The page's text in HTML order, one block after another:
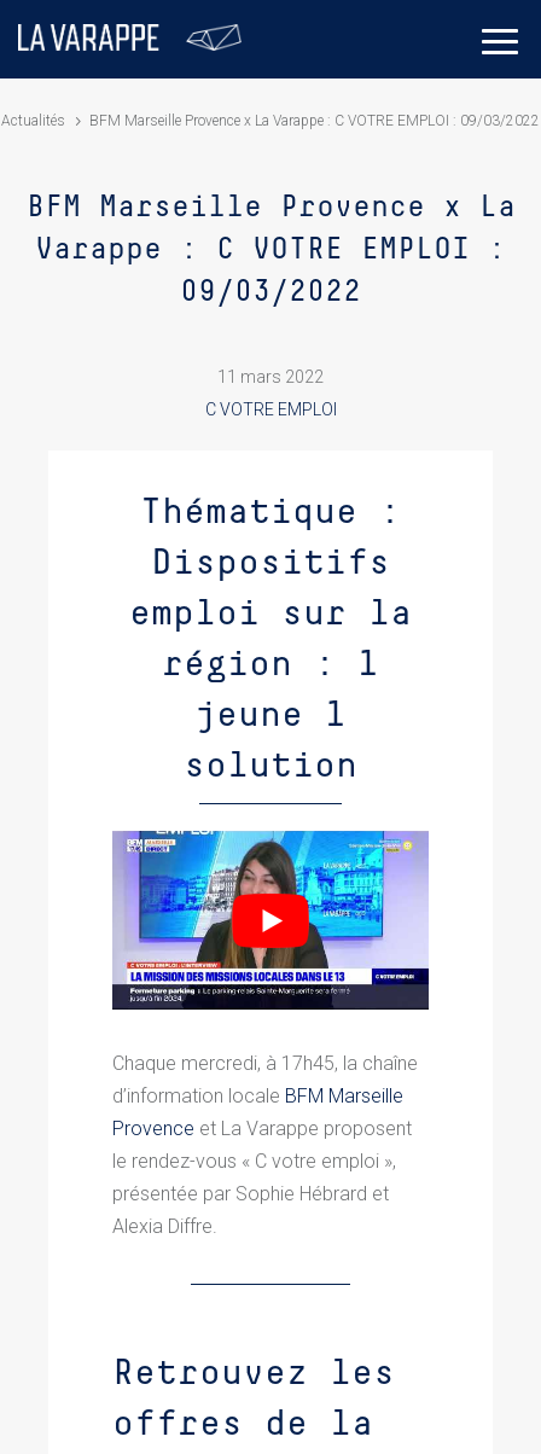
Actualités BFM Marseille Provence x La Varappe : C VOTRE EMPLOI : 09/03/2022
BFM Marseille Provence x La
Varappe : C VOTRE EMPLOI :
09/03/2022
11 mars 2022
C VOTRE EMPLOI
Thématique :
Dispositifs
emploi sur la
région : 1
jeune 1
solution
Chaque mercredi, à 17h45, la chaîne
d’information locale BFM Marseille
Provence et La Varappe proposent
le rendez-vous « C votre emploi »,
présentée par Sophie Hébrard et
Alexia Diffre.
Retrouvez les
offres de la